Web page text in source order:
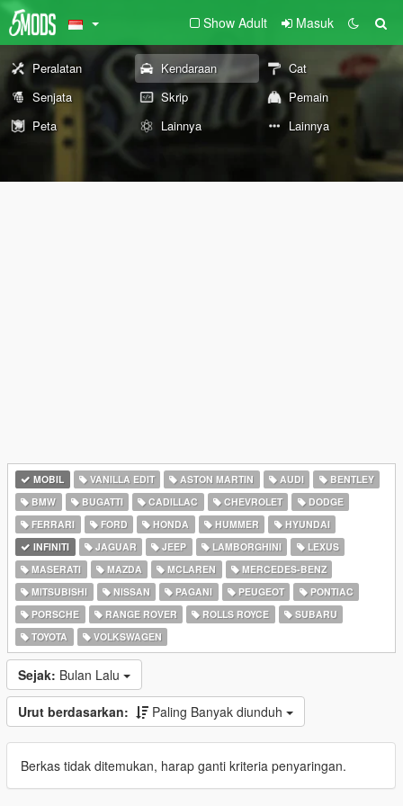
Show Adult Masuk
Peralatan Kendaraan
Cat
Senjata
Skrip
Pemain
Peta
Lainnya Lainnya
MOBIL VANILLA EDIT ASTON MARTIN AUDI
BENTLEY
BMW
BUGATTI CADILLAC CHEVROLET
DODGE
FERRARI
FORD HONDA HUMMER
HYUNDAI
INFINITI
JAGUAR JEEP LAMBORGHINI
LEXUS
MASERATI
MAZDA MCLAREN
MERCEDES-BENZ
MITSUBISHI
NISSAN PAGANI PEUGEOT
PONTIAC
PORSCHE
RANGE ROVER ROLLS ROYCE
SUBARU
TOYOTA
VOLKSWAGEN
Sejak: Bulan Lalu
Urut berdasarkan: Paling Banyak diunduh
Berkas tidak ditemukan, harap ganti kriteria penyaringan.